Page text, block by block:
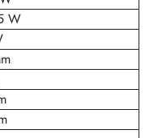
W